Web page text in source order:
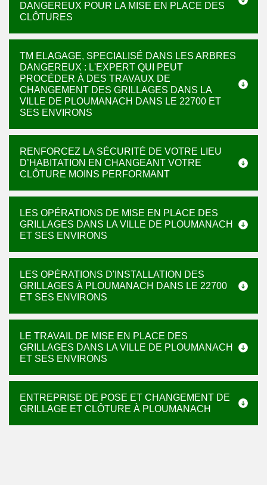
DANGEREUX POUR LA MISE EN PLACE DES
CLÔTURES
TM ELAGAGE, SPECIALISÉ DANS LES ARBRES
DANGEREUX : L'EXPERT QUI PEUT
PROCÉDER À DES TRAVAUX DE
CHANGEMENT DES GRILLAGES DANS LA
VILLE DE PLOUMANACH DANS LE 22700 ET
SES ENVIRONS
RENFORCEZ LA SÉCURITÉ DE VOTRE LIEU
D’HABITATION EN CHANGEANT VOTRE
CLÔTURE MOINS PERFORMANT
LES OPÉRATIONS DE MISE EN PLACE DES
GRILLAGES DANS LA VILLE DE PLOUMANACH
ET SES ENVIRONS
LES OPÉRATIONS D'INSTALLATION DES
GRILLAGES À PLOUMANACH DANS LE 22700
ET SES ENVIRONS
LE TRAVAIL DE MISE EN PLACE DES
GRILLAGES DANS LA VILLE DE PLOUMANACH
ET SES ENVIRONS
ENTREPRISE DE POSE ET CHANGEMENT DE
GRILLAGE ET CLÔTURE À PLOUMANACH